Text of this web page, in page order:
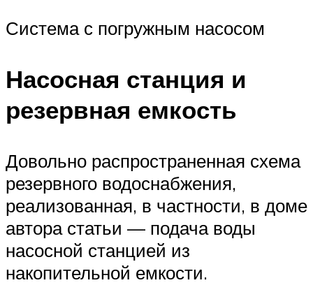
Система с погружным насосом
Насосная станция и
резервная емкость
Довольно распространенная схема
резервного водоснабжения,
реализованная, в частности, в доме
автора статьи — подача воды
насосной станцией из
накопительной емкости.